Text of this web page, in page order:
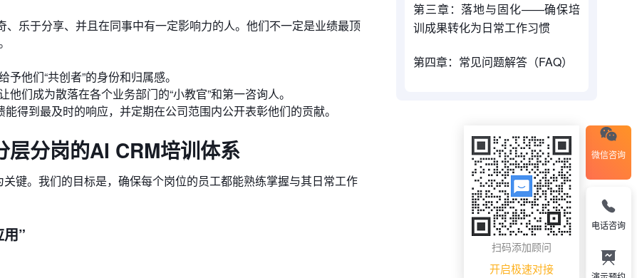
、乐于分享、并且在同事中有一定影响力的人。他们不一定是业绩最顶
他们“共创者”的身份和归属感。
们成为散落在各个业务部门的“小教官”和第一咨询人。
得到最及时的响应，并定期在公司范围内公开表彰他们的贡献。
分岗的AI CRM培训体系
键。我们的目标是，确保每个岗位的员工都能熟练掌握与其日常工作
”
第三章：落地与固化——确保培
训成果转化为日常工作习惯
第四章：常见问题解答（FAQ）
微信咨询
扫码添加顾问
开启极速对接
电话咨询